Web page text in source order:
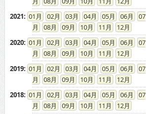
2021: 01 02 03 04 05 06
07
08
09 10 11
12
2020: 01 02 03 04 05 06
07
08
09 10 11
12
2019: 01 02 03 04 05 06
07
08
09 10 11
12
2018: 01 02 03 04 05 06
07
08
09 10 11
12